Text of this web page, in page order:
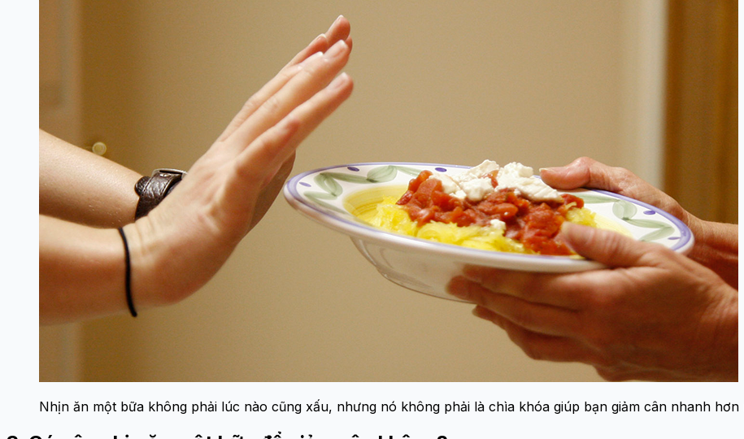
Nhịn ăn một bữa không phải lúc nào cũng xấu, nhưng nó không phải là chìa khóa giúp bạn giảm cân nhanh